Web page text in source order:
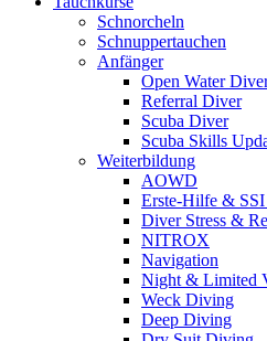
Schnorcheln
Schnuppertauchen
Anfänger
Open Water
Referral Diver
Scuba Diver
Scuba Skills
Weiterbildung
AOWD
Erste-Hilfe &
Diver Stress &
NITROX
Navigation
Night & Limited
Weck Diving
Deep Diving